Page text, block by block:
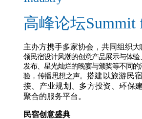
高峰论坛Summit
主办方携手多家协会，共同组织大
领民宿设计风潮的创意产品展示与体
发布、星光灿烂的晚宴与颁奖等不同
验，传播思想之声。 搭建以旅游民
接、产业规划、多方投资、环保
聚合的服务平台。
民宿创意盛典